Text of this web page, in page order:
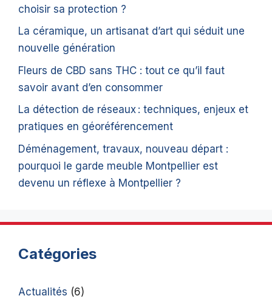
choisir sa protection ?
La céramique, un artisanat d’art qui séduit une
nouvelle génération
Fleurs de CBD sans THC : tout ce qu’il faut
savoir avant d’en consommer
La détection de réseaux : techniques, enjeux et
pratiques en géoréférencement
Déménagement, travaux, nouveau départ :
pourquoi le garde meuble Montpellier est
devenu un réflexe à Montpellier ?
Catégories
Actualités (6)